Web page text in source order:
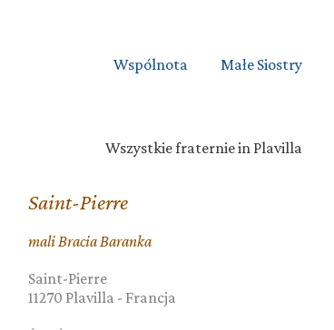
Wspólnota Małe Siostry
Wszystkie fraternie in Plavilla
Saint-Pierre
mali Bracia Baranka
Saint-Pierre
11270 Plavilla - Francja